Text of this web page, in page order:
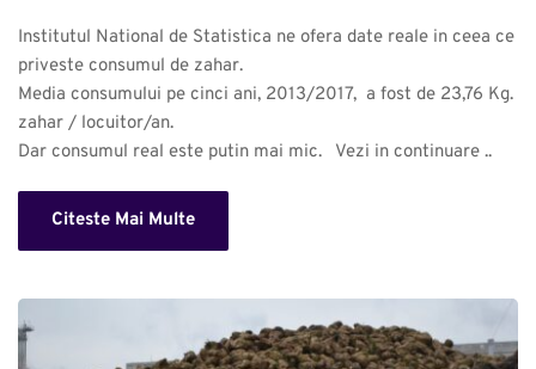
Institutul National de Statistica ne ofera date reale in ceea ce
priveste consumul de zahar.
Media consumului pe cinci ani, 2013/2017,  a fost de 23,76 Kg.
zahar / locuitor/an.
Dar consumul real este putin mai mic.   Vezi in continuare ..
Citeste Mai Multe